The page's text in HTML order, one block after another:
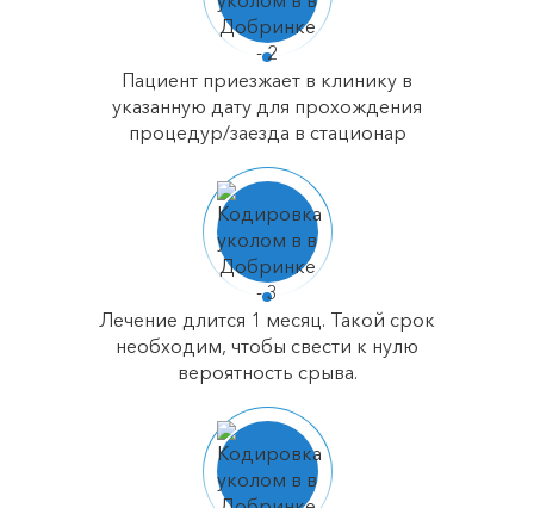
Пациент приезжает в клинику в
указанную дату для прохождения
процедур/заезда в стационар
Лечение длится 1 месяц. Такой срок
необходим, чтобы свести к нулю
вероятность срыва.